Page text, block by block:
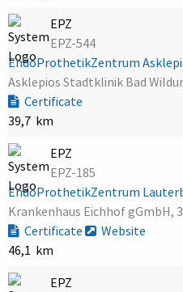
EPZ
EPZ-544
EndoProthetikZentrum
Asklepios Stadtklinik Bad
Certificate
39,7 km
EPZ
EPZ-185
EndoProthetikZentrum
Krankenhaus Eichhof gGmbH,
Certificate
Website
46,1 km
EPZ